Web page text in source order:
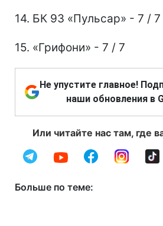
14. БК 93 «Пульсар» - 7 / 7
15. «Грифони» - 7 / 7
Не упустите главное!
наши обновления в
Или читайте нас там, где
Больше по теме: